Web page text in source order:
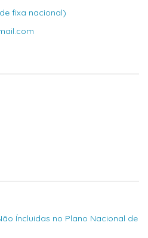
fixa nacional)
Íncluidas no Plano Nacional de